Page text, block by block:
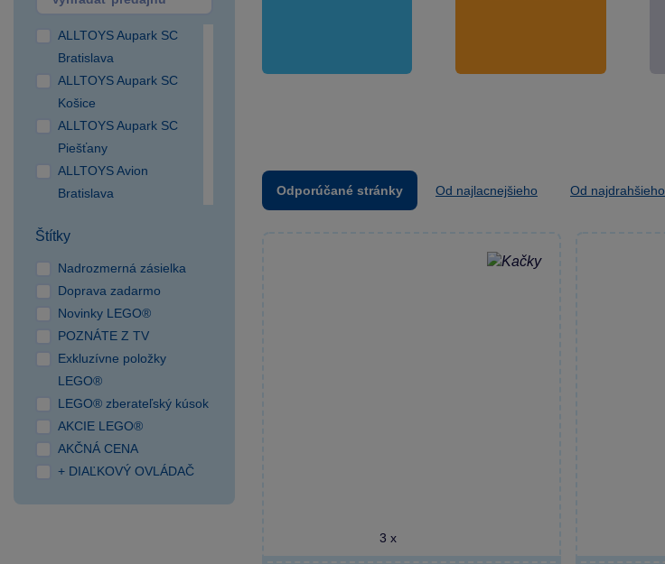
ALLTOYS Aupark SC
Bratislava
ALLTOYS Aupark SC
Košice
ALLTOYS Aupark SC
Piešťany
ALLTOYS Avion
Bratislava
Bratislava
ALLTOYS Centro Nitra
ALLTOYS Nivy Bratislava
ALLTOYS OC Cassovia
Košice
ALLTOYS OC Korzo
Prievidza
SPARKYS Aupark SC
Žilina
SPARKYS Europa SC
Banská Bystrica
Poprad
Štítky
Nadrozmerná zásielka
Doprava zadarmo
Novinky LEGO®
POZNÁTE Z TV
Exkluzívne položky
LEGO®
LEGO® zberateľský kúsok
AKCIE LEGO®
AKČNÁ CENA
+ DIAĽKOVÝ OVLÁDAČ
Odporúčané stránky Od najlacnejšieho Od najdrahšieho
3 x